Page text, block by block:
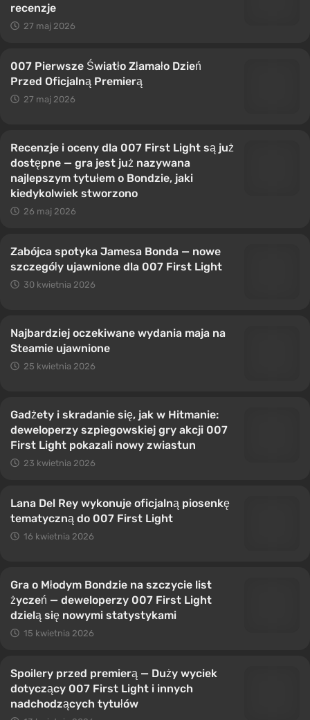
recenzje
27 maj 2026
007 Pierwsze Światło Złamało Dzień
Przed Oficjalną Premierą
27 maj 2026
Recenzje i oceny dla 007 First Light są już
dostępne — gra jest już nazywana
najlepszym tytułem o Bondzie, jaki
kiedykolwiek stworzono
26 maj 2026
Zabójca spotyka Jamesa Bonda — nowe
szczegóły ujawnione dla 007 First Light
30 kwietnia 2026
Najbardziej oczekiwane wydania maja na
Steamie ujawnione
25 kwietnia 2026
Gadżety i skradanie się, jak w Hitmanie:
deweloperzy szpiegowskiej gry akcji 007
First Light pokazali nowy zwiastun
23 kwietnia 2026
Lana Del Rey wykonuje oficjalną piosenkę
tematyczną do 007 First Light
16 kwietnia 2026
Gra o Młodym Bondzie na szczycie list
życzeń — deweloperzy 007 First Light
dzielą się nowymi statystykami
15 kwietnia 2026
Spoilery przed premierą — Duży wyciek
dotyczący 007 First Light i innych
nadchodzących tytułów